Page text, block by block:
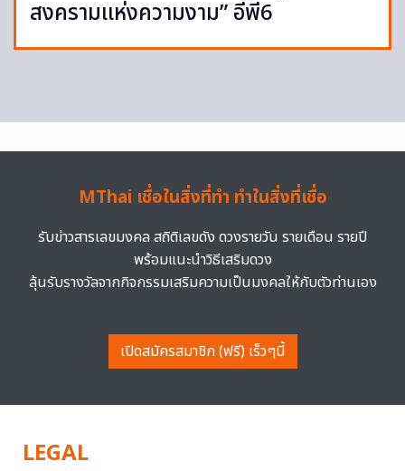
สงครามแห่งความงาม” อีพี6
MThai เชื่อในสิ่งที่ทำ ทำในสิ่งที่เชื่อ
รับข่าวสารเลขมงคล สถิติเลขดัง ดวงรายวัน รายเดือน รายปี
พร้อมแนะนำวิธีเสริมดวง
ลุ้นรับรางวัลจากกิจกรรมเสริมความเป็นมงคลให้กับตัวท่านเอง
เปิดสมัครสมาชิก (ฟรี) เร็วๆนี้
LEGAL